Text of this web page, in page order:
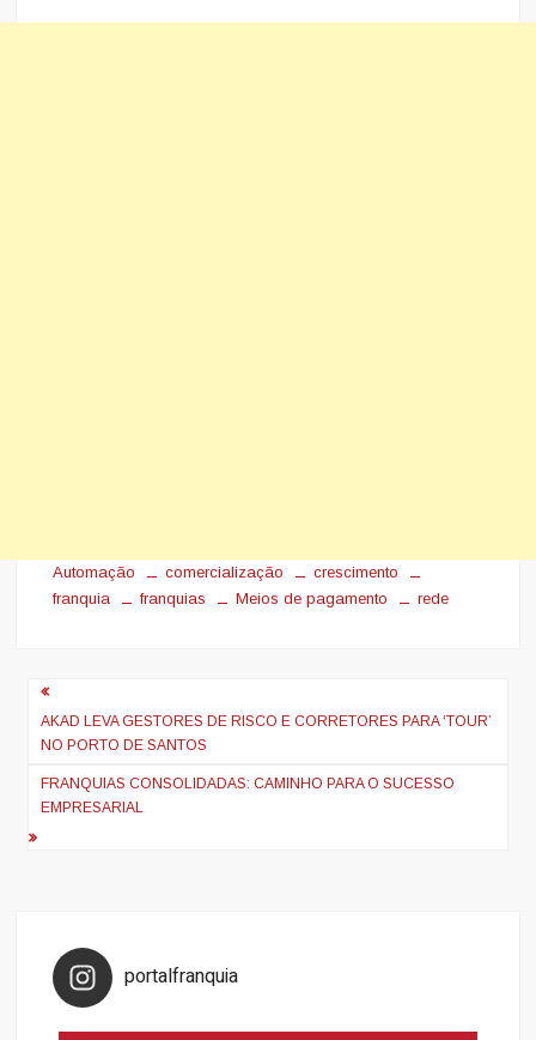
Automação comercialização
crescimento
franquia
franquias Meios de pagamento rede
Navegação
de
Post
AKAD LEVA GESTORES DE RISCO E CORRETORES PARA ‘TOUR’
NO PORTO DE SANTOS
FRANQUIAS CONSOLIDADAS: CAMINHO PARA O SUCESSO
EMPRESARIAL
portalfranquia